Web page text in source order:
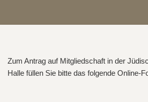
Zum Antrag auf Mitgliedschaft in der
Halle füllen Sie bitte das folgende Online-